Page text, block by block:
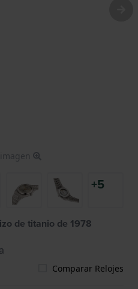
+5
de titanio de 1978
Comparar Relojes